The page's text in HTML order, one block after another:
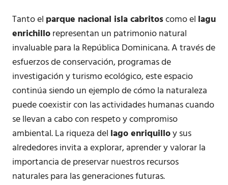
Tanto el parque nacional isla cabritoscomo el lagu
enrichillorepresentan un patrimonio natural
invaluable para la República Dominicana. A través de
esfuerzos de conservación, programas de
investigación y turismo ecológico, este espacio
continúa siendo un ejemplo de cómo la naturaleza
puede coexistir con las actividades humanas cuando
se llevan a cabo con respeto y compromiso
ambiental. La riqueza del lago enriquilloy sus
alrededores invita a explorar, aprender y valorar la
importancia de preservar nuestros recursos
naturales para las generaciones futuras.